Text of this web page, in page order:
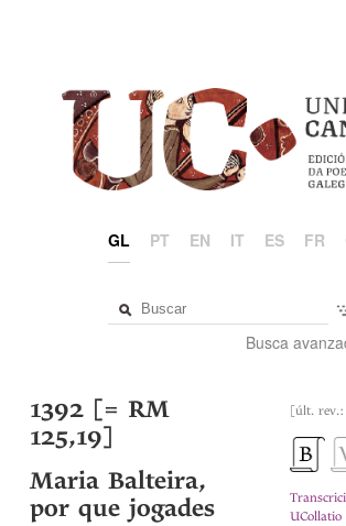
GL PT EN IT ES FR
Busca
[últ.
UCollatio
1392 [= RM
125,19]
Maria Balteira,
por que jogades